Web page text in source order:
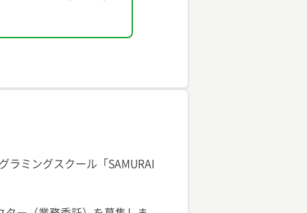
ラミングスクール「SAMURAI